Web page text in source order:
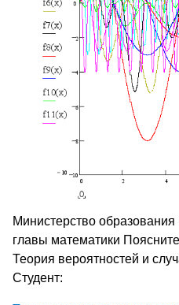
Министерство
главы математики
Теория вероятностей и
Студент: